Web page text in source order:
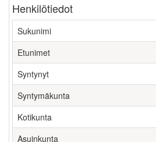
Henkilötiedot
Sukunimi
Etunimet
Syntynyt
Syntymäkunta
Kotikunta
Asuinkunta